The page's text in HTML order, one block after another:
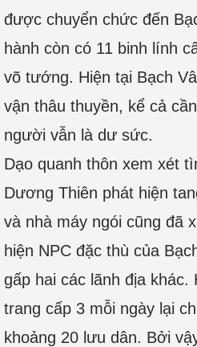
được chuyển chức đến
hành còn có 11 binh lính
võ tướng. Hiện tại Bạch
vận thâu thuyền, kể cả
người vẫn là dư sức.
Dạo quanh thôn xem xét
Dương Thiên phát hiện
và nhà máy ngói cũng đã
hiện NPC đặc thù của
gấp hai các lãnh địa
trang cấp 3 mỗi ngày lại
khoảng 20 lưu dân. Bởi